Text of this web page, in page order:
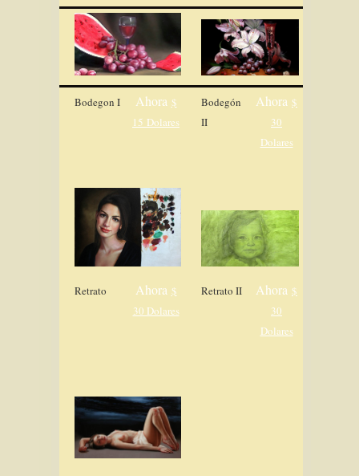
Bodegon I Ahora $
15 Dolares
Bodegón
II
Ahora $
30
Dolares
Retrato Ahora $
30 Dolares
Retrato II Ahora $
30
Dolares